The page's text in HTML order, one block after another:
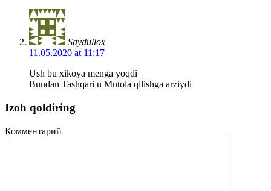
Saydullox
11.05.2020 at 11:17
Ush bu xikoya menga yoqdi
Bundan Tashqari u Mutola qilishga arziydi
Izoh qoldiring
Комментарий